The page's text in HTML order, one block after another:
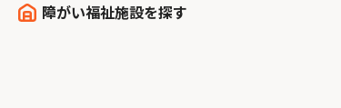
障がい福祉施設を探す